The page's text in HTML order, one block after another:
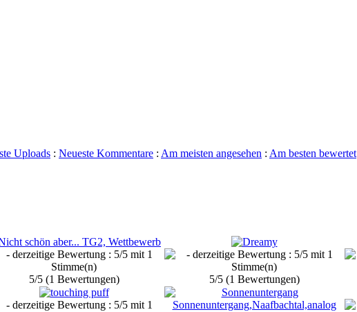
Uploads : Neueste Kommentare : Am meisten angesehen : Am besten bewertet
5/5 (1 Bewertungen) 5/5 (1 Bewertungen)